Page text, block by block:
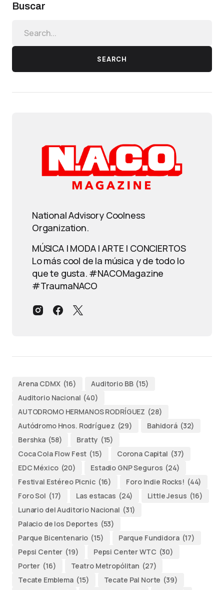
Buscar
SEARCH
National Advisory Coolness
Organization.
MÚSICA | MODA | ARTE | CONCIERTOS
Lo más cool de la música y de todo lo
que te gusta. #NACOMagazine
#TraumaNACO
Arena CDMX (16) Auditorio BB (15)
Auditorio Nacional (40)
AUTODROMO HERMANOS RODRÍGUEZ (28)
Autódromo Hnos. Rodríguez (29) Bahidorá (32)
Bershka (58) Bratty (15)
Coca Cola Flow Fest (15) Corona Capital (37)
EDC México (20) Estadio GNP Seguros (24)
Festival Estéreo Picnic (16) Foro Indie Rocks! (44)
Foro Sol (17) Las estacas (24) Little Jesus (16)
Lunario del Auditorio Nacional (31)
Palacio de los Deportes (53)
Parque Bicentenario (15) Parque Fundidora (17)
Pepsi Center (19) Pepsi Center WTC (30)
Porter (16) Teatro Metropólitan (27)
Tecate Emblema (15) Tecate Pal Norte (39)